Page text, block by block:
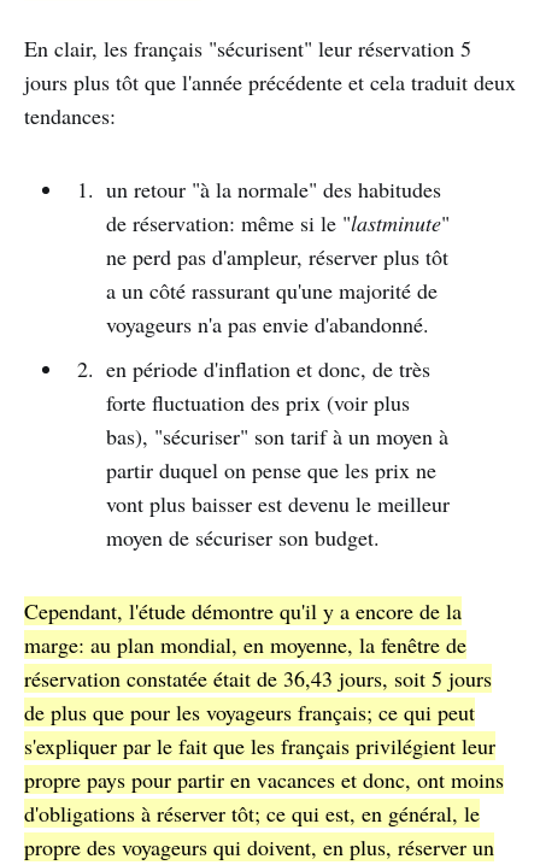
En clair, les français "sécurisent" leur réservation 5
jours plus tôt que l'année précédente et cela traduit deux
tendances:
un retour "à la normale" des habitudes
de réservation: même si le "lastminute"
ne perd pas d'ampleur, réserver plus tôt
a un côté rassurant qu'une majorité de
voyageurs n'a pas envie d'abandonné.
en période d'inflation et donc, de très
forte fluctuation des prix (voir plus
bas), "sécuriser" son tarif à un moyen à
partir duquel on pense que les prix ne
vont plus baisser est devenu le meilleur
moyen de sécuriser son budget.
Cependant, l'étude démontre qu'il y a encore de la
marge: au plan mondial, en moyenne, la fenêtre de
réservation constatée était de 36,43 jours, soit 5 jours
de plus que pour les voyageurs français; ce qui peut
s'expliquer par le fait que les français privilégient leur
propre pays pour partir en vacances et donc, ont moins
d'obligations à réserver tôt; ce qui est, en général, le
propre des voyageurs qui doivent, en plus, réserver un